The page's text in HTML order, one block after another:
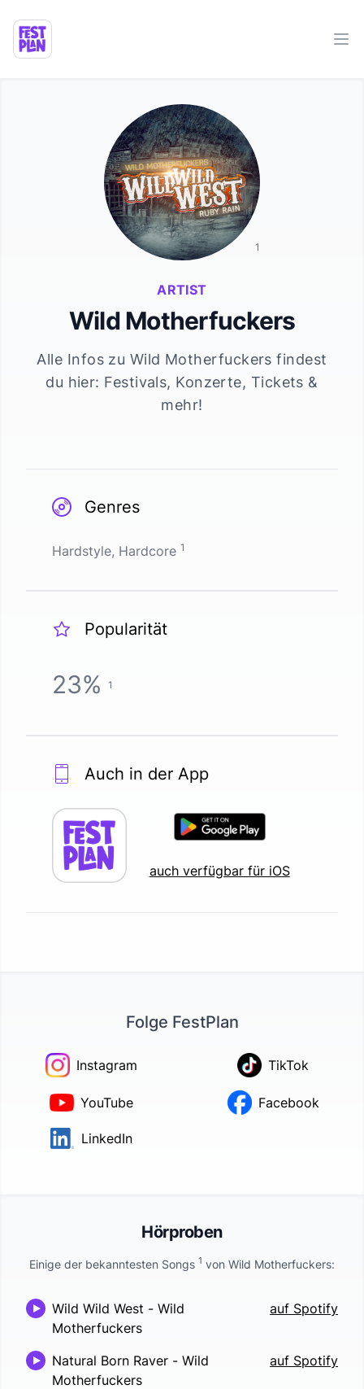
ARTIST
Wild Motherfuckers
Alle Infos zu Wild Motherfuckers findest
du hier: Festivals, Konzerte, Tickets &
mehr!
1
Genres
Hardstyle, Hardcore 1
Popularität
23% 1
Auch in der App
auch verfügbar für iOS
Folge FestPlan
Instagram TikTok
YouTube Facebook
LinkedIn
Hörproben
Einige der bekanntesten Songs 1 von Wild Motherfuckers:
Wild Wild West - Wild
Motherfuckers
auf Spotify
Natural Born Raver - Wild
Motherfuckers
auf Spotify